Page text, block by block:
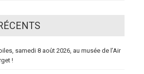
samedi 8 août 2026, au musée de l’Air
!